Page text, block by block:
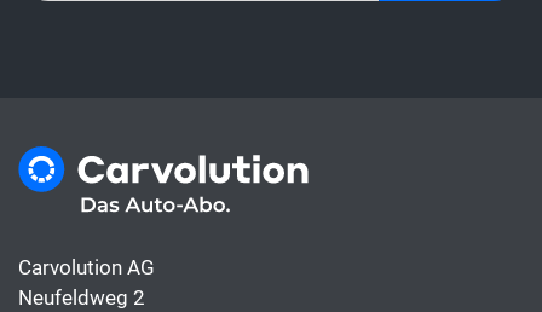
Carvolution AG
Neufeldweg 2